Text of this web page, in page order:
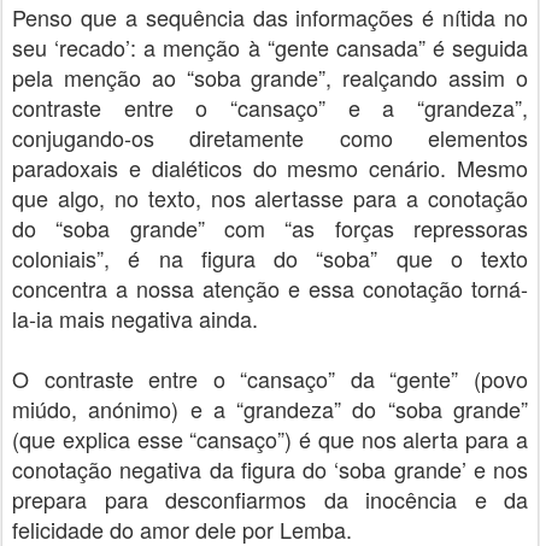
Penso que a sequência das informações é nítida no
seu ‘recado’: a menção à “gente cansada” é seguida
pela menção ao “soba grande”, realçando assim o
contraste entre o “cansaço” e a “grandeza”,
conjugando-osdiretamente como elementos
paradoxais e dialéticos do mesmo cenário. Mesmo
que algo, no texto, nos alertasse para a conotação
do “soba grande” com “as forças repressoras
coloniais”, é na figura do “soba” que o texto
concentra a nossa atenção e essa conotação torná-
la-ia mais negativa ainda.
O contraste entre o “cansaço” da “gente” (povo
miúdo, anónimo) e a “grandeza” do “soba grande”
(que explica esse “cansaço”) é que nos alerta para a
conotação negativa da figura do ‘soba grande’ e nos
prepara para desconfiarmos da inocência e da
felicidade do amor dele por Lemba.